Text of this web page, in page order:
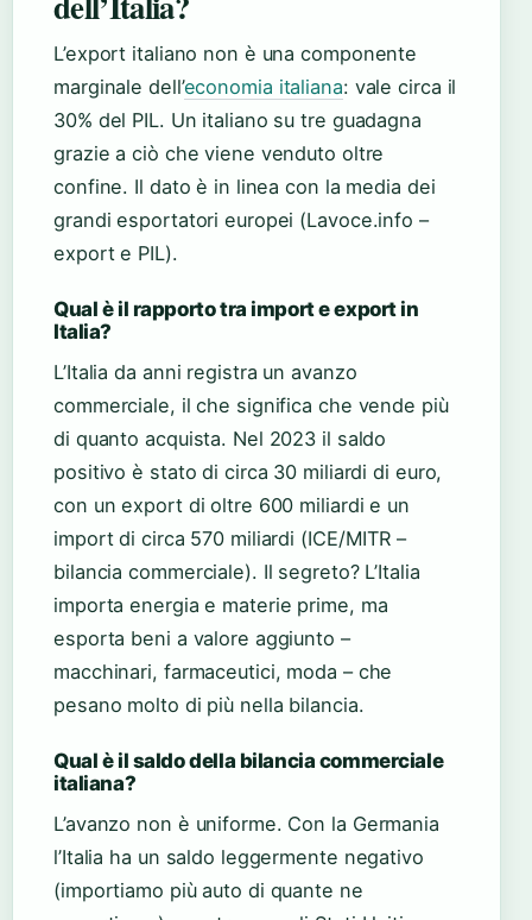
L’export italiano non è una componente
marginale dell’economia italiana: vale circa il
30% del PIL. Un italiano su tre guadagna
grazie a ciò che viene venduto oltre
confine. Il dato è in linea con la media dei
grandi esportatori europei (Lavoce.info –
export e PIL).
Qual è il rapporto tra import e export in
Italia?
L’Italia da anni registra un avanzo
commerciale, il che significa che vende più
di quanto acquista. Nel 2023 il saldo
positivo è stato di circa 30 miliardi di euro,
con un export di oltre 600 miliardi e un
import di circa 570 miliardi (ICE/MITR –
bilancia commerciale). Il segreto? L’Italia
importa energia e materie prime, ma
esporta beni a valore aggiunto –
macchinari, farmaceutici, moda – che
pesano molto di più nella bilancia.
Qual è il saldo della bilancia commerciale
italiana?
L’avanzo non è uniforme. Con la Germania
l’Italia ha un saldo leggermente negativo
(importiamo più auto di quante ne